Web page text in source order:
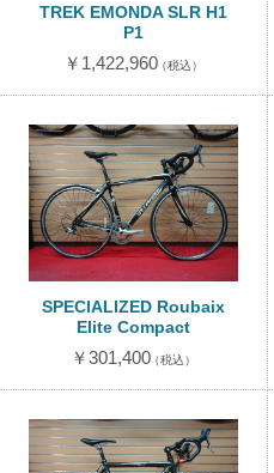
TREK EMONDA SLR H1
P1
￥1,422,960（税込）
SPECIALIZED Roubaix
Elite Compact
￥301,400（税込）